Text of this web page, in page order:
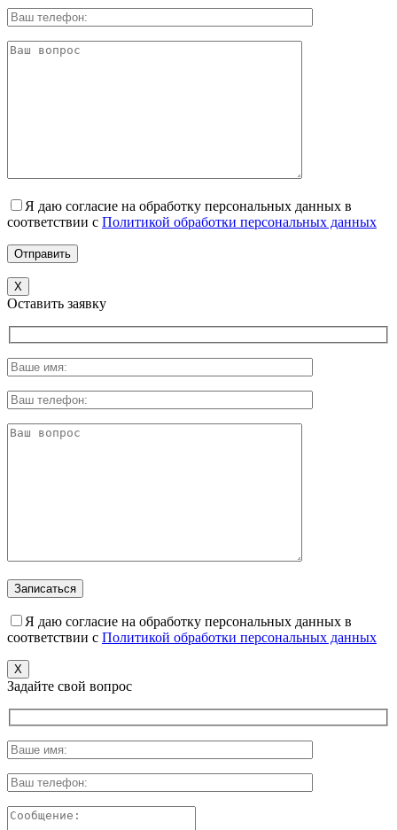
Я даю согласие на обработку персональных данных в
соответствии с Политикой обработки персональных данных
X
Оставить заявку
Я даю согласие на обработку персональных данных в
соответствии с Политикой обработки персональных данных
X
Задайте свой вопрос